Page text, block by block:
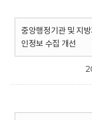
중앙행정기관 및 지
인정보 수집 개선